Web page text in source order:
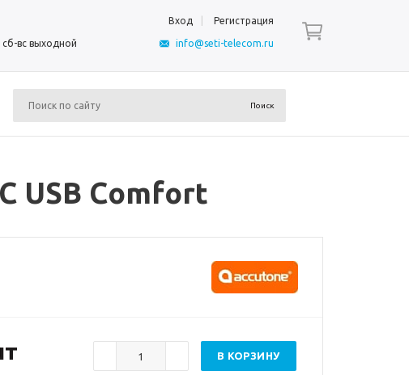
Вход Регистрация
вс выходной info@seti-telecom.ru
USB Comfort
В КОРЗИНУ